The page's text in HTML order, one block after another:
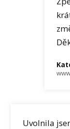
Uvolnila